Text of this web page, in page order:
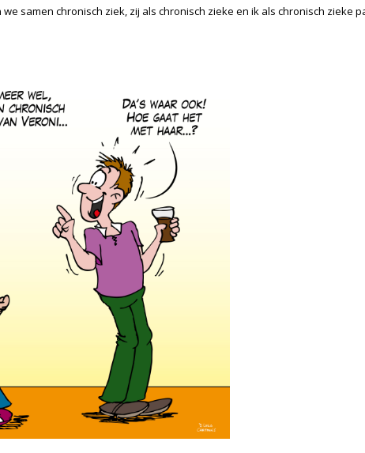
samen chronisch ziek, zij als chronisch zieke en ik als chronisch zieke